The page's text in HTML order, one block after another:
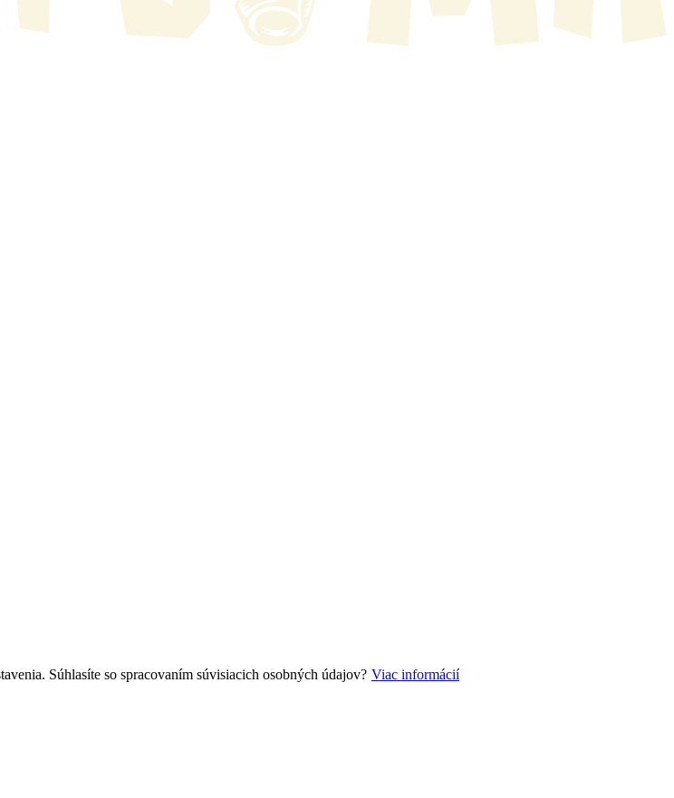
Súhlasíte so spracovaním súvisiacich osobných údajov? Viac informácií